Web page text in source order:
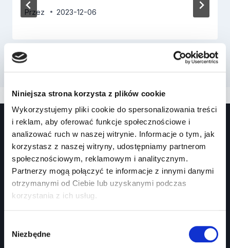
Niniejsza strona korzysta z plików cookie
Wykorzystujemy pliki cookie do spersonalizowania treści
i reklam, aby oferować funkcje społecznościowe i
analizować ruch w naszej witrynie. Informacje o tym, jak
korzystasz z naszej witryny, udostępniamy partnerom
społecznościowym, reklamowym i analitycznym.
Partnerzy mogą połączyć te informacje z innymi danymi
otrzymanymi od Ciebie lub uzyskanymi podczas
korzystania z ich usług.
zgody
Niezbędne
Przez 2023-12-06
Prawko.pl
Jak zdać prawo jazdy?